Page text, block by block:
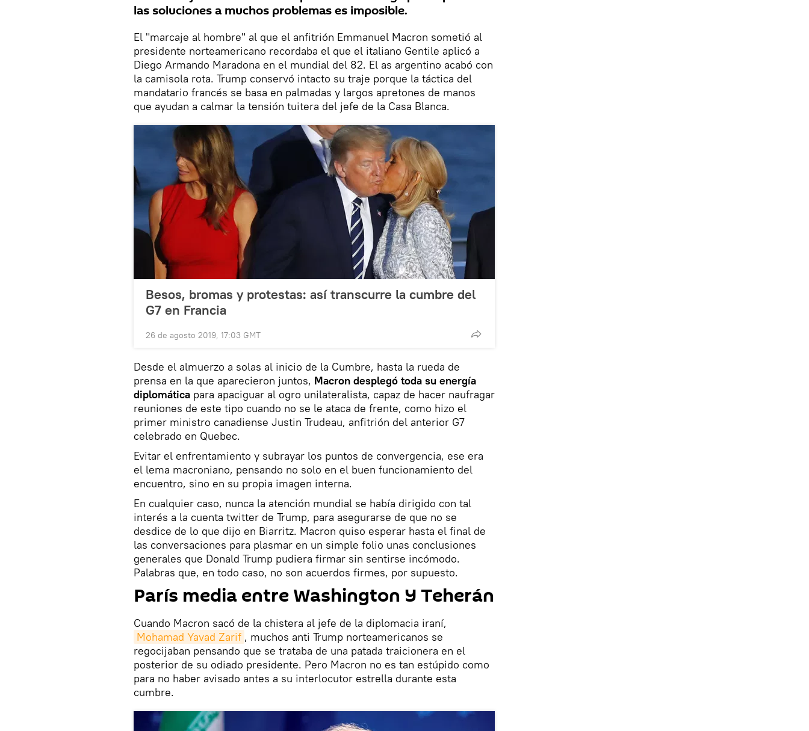
las soluciones a muchos problemas es imposible.
El "marcaje al hombre" al que el anfitrión Emmanuel Macron sometió al
presidente norteamericano recordaba el que el italiano Gentile aplicó a
Diego Armando Maradona en el mundial del 82. El as argentino acabó con
la camisola rota. Trump conservó intacto su traje porque la táctica del
mandatario francés se basa en palmadas y largos apretones de manos
que ayudan a calmar la tensión tuitera del jefe de la Casa Blanca.
Besos, bromas y protestas: así transcurre la cumbre del
G7 en Francia
26 de agosto 2019, 17:03 GMT
Desde el almuerzo a solas al inicio de la Cumbre, hasta la rueda de
prensa en la que aparecieron juntos, Macron desplegó toda su energía
diplomática para apaciguar al ogro unilateralista, capaz de hacer naufragar
reuniones de este tipo cuando no se le ataca de frente, como hizo el
primer ministro canadiense Justin Trudeau, anfitrión del anterior G7
celebrado en Quebec.
Evitar el enfrentamiento y subrayar los puntos de convergencia, ese era
el lema macroniano, pensando no solo en el buen funcionamiento del
encuentro, sino en su propia imagen interna.
En cualquier caso, nunca la atención mundial se había dirigido con tal
interés a la cuenta twitter de Trump, para asegurarse de que no se
desdice de lo que dijo en Biarritz. Macron quiso esperar hasta el final de
las conversaciones para plasmar en un simple folio unas conclusiones
generales que Donald Trump pudiera firmar sin sentirse incómodo.
Palabras que, en todo caso, no son acuerdos firmes, por supuesto.
París media entre Washington Y Teherán
Cuando Macron sacó de la chistera al jefe de la diplomacia iraní,
Mohamad Yavad Zarif , muchos anti Trump norteamericanos se
regocijaban pensando que se trataba de una patada traicionera en el
posterior de su odiado presidente. Pero Macron no es tan estúpido como
para no haber avisado antes a su interlocutor estrella durante esta
cumbre.